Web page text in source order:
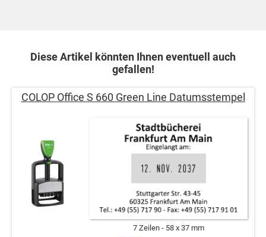
Diese Artikel könnten Ihnen eventuell auch
gefallen!
COLOP Office S 660 Green Line Datumsstempel
7 Zeilen 58 x 37 mm